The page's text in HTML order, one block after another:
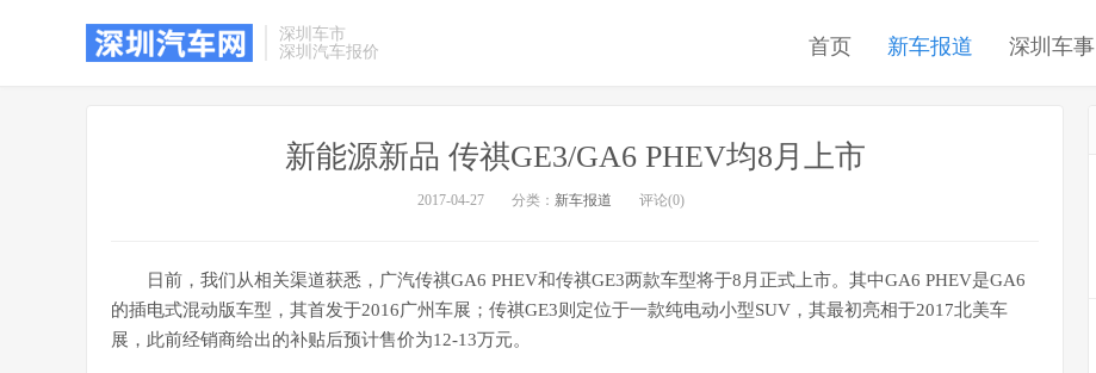
深圳车市
深圳汽车报价
首页 新车报道 深圳车事
新能源新品 传祺GE3/GA6 PHEV均8月上市
2017-04-27 分类： 新车报道 评论(0)
日前，我们从相关渠道获悉，广汽传祺GA6 PHEV和传祺GE3两款车型将于8月正式上市。其中GA6 PHEV是GA6
的插电式混动版车型，其首发于2016广州车展；传祺GE3则定位于一款纯电动小型SUV，其最初亮相于2017北美车
展，此前经销商给出的补贴后预计售价为12-13万元。